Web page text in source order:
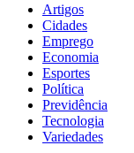
Artigos
Cidades
Emprego
Economia
Esportes
Política
Previdência
Tecnologia
Variedades